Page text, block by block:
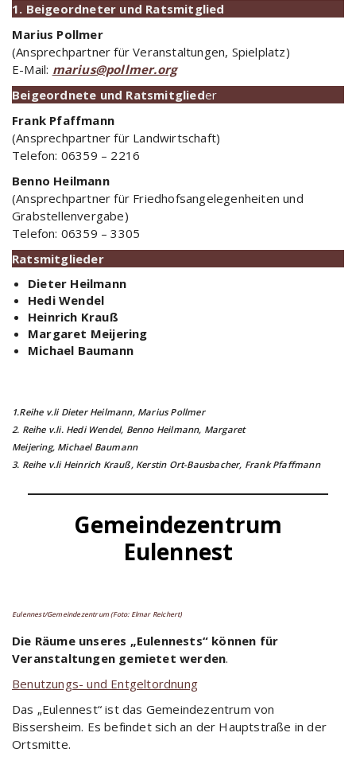
1. Beigeordneter und Ratsmitglied
Marius Pollmer
(Ansprechpartner für Veranstaltungen, Spielplatz)
E-Mail: marius@pollmer.org
Beigeordnete und Ratsmitglieder
Frank Pfaffmann
(Ansprechpartner für Landwirtschaft)
Telefon: 06359 – 2216
Benno Heilmann
(Ansprechpartner für Friedhofsangelegenheiten und
Grabstellenvergabe)
Telefon: 06359 – 3305
Ratsmitglieder
Dieter Heilmann
Hedi Wendel
Heinrich Krauß
Margaret Meijering
Michael Baumann
1.Reihe v.li Dieter Heilmann, Marius Pollmer
2. Reihe v.li. Hedi Wendel, Benno Heilmann, Margaret
Meijering, Michael Baumann
3. Reihe v.li Heinrich Krauß, Kerstin Ort-Bausbacher, Frank Pfaffmann
Gemeindezentrum
Eulennest
Eulennest/Gemeindezentrum (Foto: Elmar Reichert)
Die Räume unseres „Eulennests“ können für
Veranstaltungen gemietet werden.
Benutzungs- und Entgeltordnung
Das „Eulennest“ ist das Gemeindezentrum von
Bissersheim. Es befindet sich an der Hauptstraße in der
Ortsmitte.